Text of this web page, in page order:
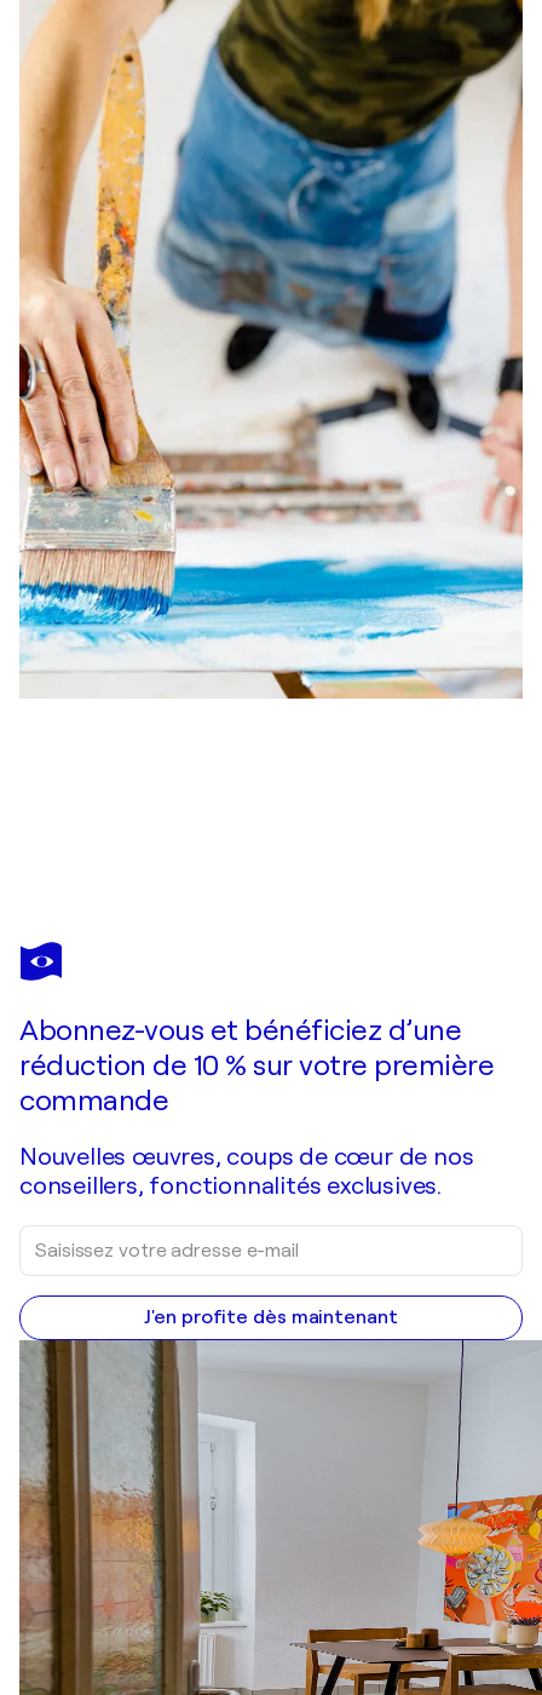
MARIT OTTO
Plus One
Abonnez-vous et bénéficiez d’une
réduction de 10 % sur votre première
commande
Nouvelles œuvres, coups de cœur de nos
conseillers, fonctionnalités exclusives.
J'en profite dès maintenant